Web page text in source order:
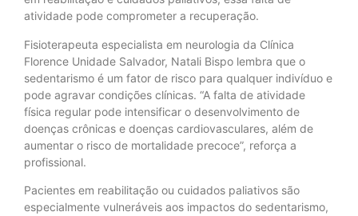
atividade pode comprometer a recuperação.
Fisioterapeuta especialista em neurologia da Clínica
Florence Unidade Salvador, Natali Bispo lembra que o
sedentarismo é um fator de risco para qualquer indivíduo e
pode agravar condições clínicas. “A falta de atividade
física regular pode intensificar o desenvolvimento de
doenças crônicas e doenças cardiovasculares, além de
aumentar o risco de mortalidade precoce”, reforça a
profissional.
Pacientes em reabilitação ou cuidados paliativos são
especialmente vulneráveis aos impactos do sedentarismo,